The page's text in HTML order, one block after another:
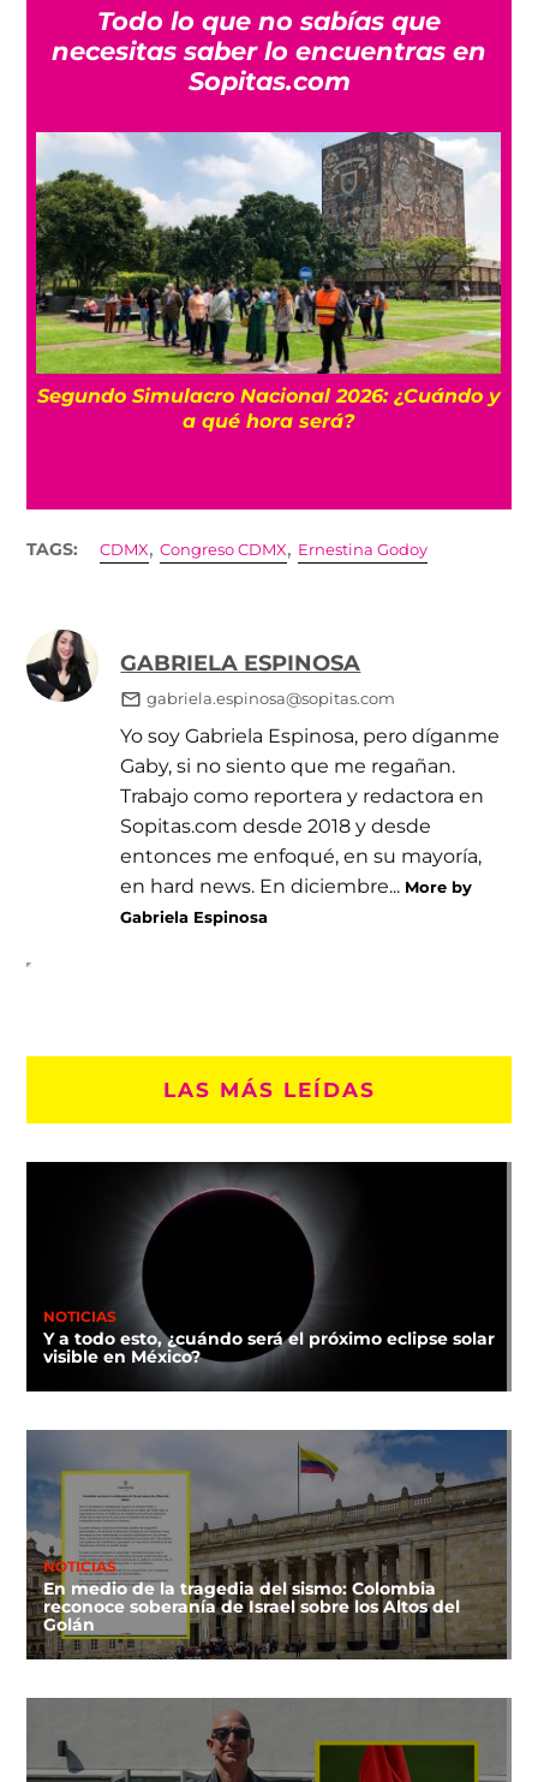
Todo lo que no sabías que
necesitas saber lo encuentras en
Sopitas.com
Segundo Simulacro Nacional 2026: ¿Cuándo y
a qué hora será?
TAGS: CDMX,Congreso CDMX, Ernestina Godoy
GABRIELA ESPINOSA
gabriela.espinosa@sopitas.com
Yo soy Gabriela Espinosa, pero díganme
Gaby, si no siento que me regañan.
Trabajo como reportera y redactora en
Sopitas.com desde 2018 y desde
entonces me enfoqué, en su mayoría,
en hard news. En diciembre... More by
Gabriela Espinosa
LAS MÁS LEÍDAS
NOTICIAS
Y a todo esto, ¿cuándo será el próximo eclipse solar
visible en México?
NOTICIAS
En medio de la tragedia del sismo: Colombia
reconoce soberanía de Israel sobre los Altos del
Golán